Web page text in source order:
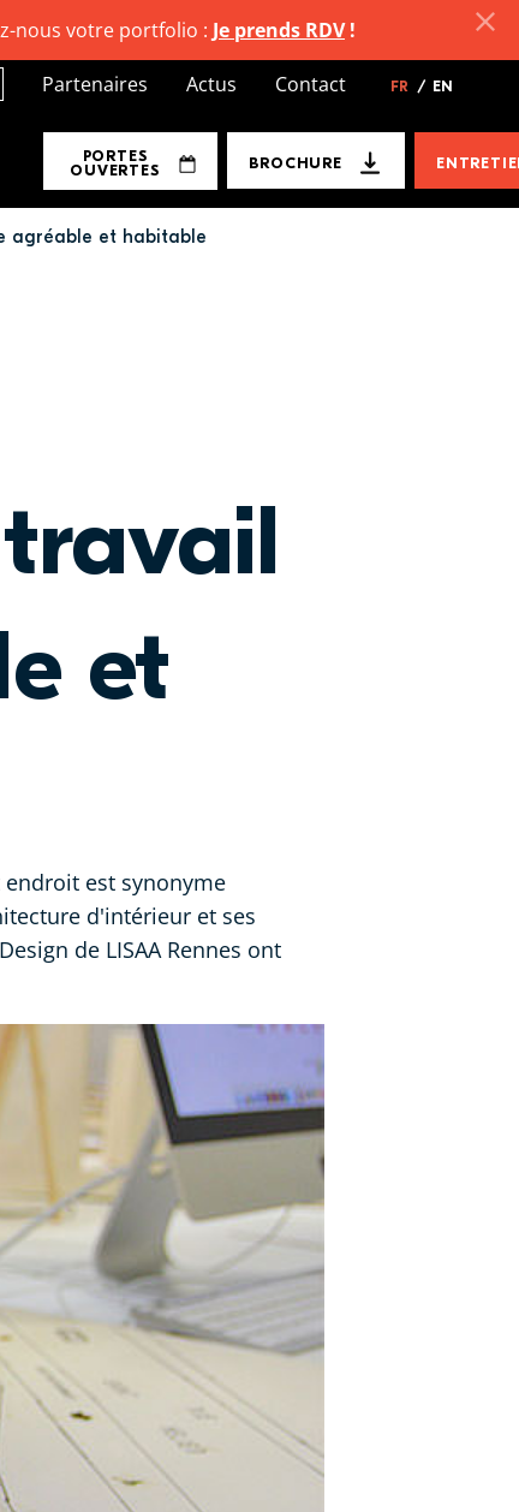
agréable et habitable
et
est synonyme
d'intérieur et ses
de LISAA Rennes ont
Partenaires Actus Contact FR / EN
PORTES
OUVERTES
BROCHURE
nous votre portfolio : Je prends RDV!